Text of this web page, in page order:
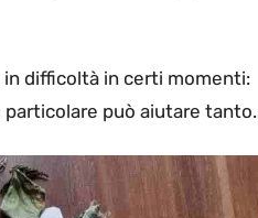
in difficoltà in certi momenti:
può aiutare tanto.